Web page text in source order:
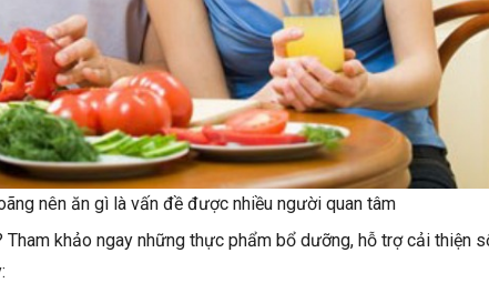
nên ăn gì là vấn đề được nhiều người quan tâm
Tham khảo ngay những thực phẩm bổ dưỡng, hỗ trợ cải thiện